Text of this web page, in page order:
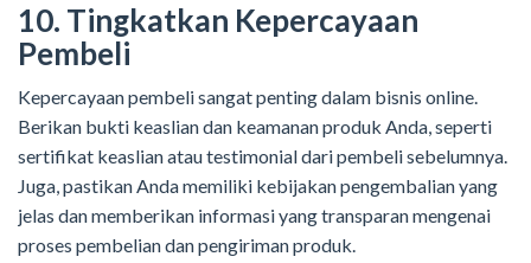
10. Tingkatkan Kepercayaan
Pembeli
Kepercayaan pembeli sangat penting dalam bisnis online.
Berikan bukti keaslian dan keamanan produk Anda, seperti
sertifikat keaslian atau testimonial dari pembeli sebelumnya.
Juga, pastikan Anda memiliki kebijakan pengembalian yang
jelas dan memberikan informasi yang transparan mengenai
proses pembelian dan pengiriman produk.